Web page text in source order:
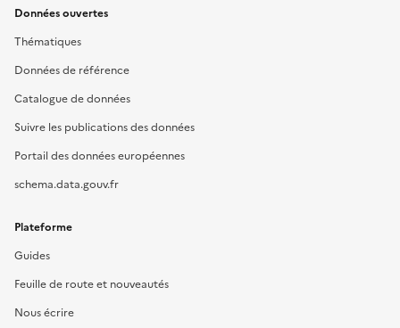
Données ouvertes
Thématiques
Données de référence
Catalogue de données
Suivre les publications des données
Portail des données européennes
schema.data.gouv.fr
Plateforme
Guides
Feuille de route et nouveautés
Nous écrire